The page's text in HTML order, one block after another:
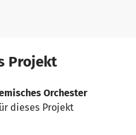
Projekt
Orchester
dieses Projekt